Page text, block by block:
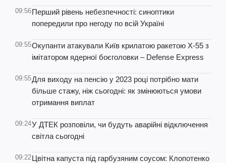
09:56Перший рівень небезпечності: синоптики
попередили про негоду по всій Україні
09:55Окупанти атакували Київ крилатою ракетою Х-55 з
імітатором ядерної боєголовки – Defense Express
09:55Для виходу на пенсію у 2023 році потрібно мати
більше стажу, ніж сьогодні: як змінюються умови
отримання виплат
09:24У ДТЕК розповіли, чи будуть аварійні відключення
світла сьогодні
09:22Цвітна капуста під гарбузяним соусом: Клопотенко